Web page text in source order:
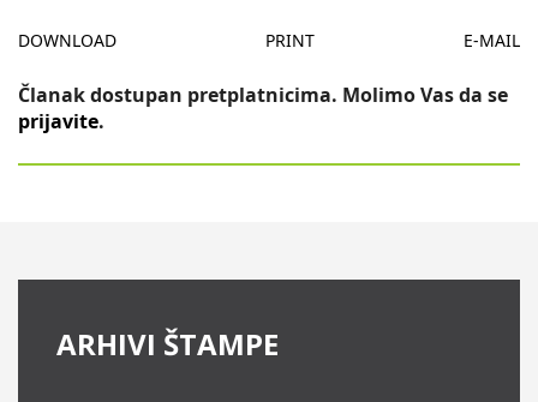
DOWNLOAD PRINT E-MAIL
Članak dostupan pretplatnicima. Molimo Vas da se
prijavite.
ARHIVI ŠTAMPE